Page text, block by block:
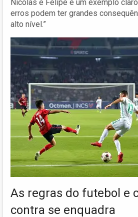
Nicolas e Felipe é um exemplo
erros podem ter grandes
alto nível.”
As regras do futebol e
contra se enquadra